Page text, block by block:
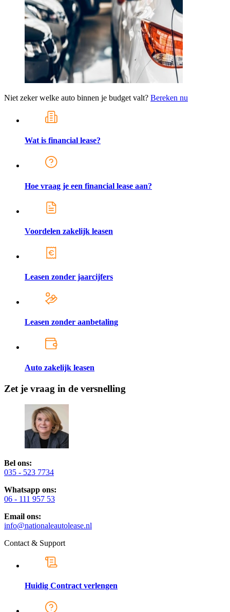
Niet zeker welke auto binnen je budget valt? Bereken nu
Wat is financial lease?
Hoe vraag je een financial lease aan?
Voordelen zakelijk leasen
Leasen zonder jaarcijfers
Leasen zonder aanbetaling
Auto zakelijk leasen
Zet je vraag in de versnelling
Bel ons:
035 - 523 7734
Whatsapp ons:
06 - 111 957 53
Email ons:
info@nationaleautolease.nl
Contact & Support
Huidig Contract verlengen